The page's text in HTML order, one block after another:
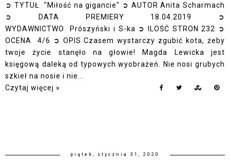
➲ TYTUŁ "Miłość na gigancie" ➲ AUTOR Anita Scharmach
➲ DATA PREMIERY 18.04.2019 ➲
WYDAWNICTWO Prószyński i S-ka ➲ ILOŚĆ STRON 232 ➲
OCENA 4/6 ➲ OPIS Czasem wystarczy zgubić kota, żeby
twoje życie stanęło na głowie! Magda Lewicka jest
księgową daleką od typowych wyobrażeń. Nie nosi grubych
szkieł na nosie i nie...
Czytaj więcej »
piątek, stycznia 31, 2020